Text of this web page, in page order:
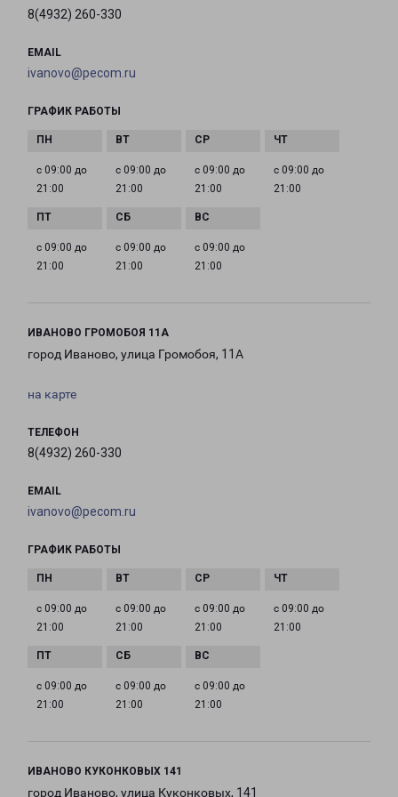
8(4932) 260-330
EMAIL
ivanovo@pecom.ru
ГРАФИК РАБОТЫ
с 09:00 до
21:00
с 09:00 до
21:00
с 09:00 до
21:00
с 09:00 до
21:00
с 09:00 до
21:00
с 09:00 до
21:00
с 09:00 до
21:00
ИВАНОВО ГРОМОБОЯ 11А
город Иваново, улица Громобоя, 11А
на карте
ТЕЛЕФОН
8(4932) 260-330
EMAIL
ivanovo@pecom.ru
ГРАФИК РАБОТЫ
с 09:00 до
21:00
с 09:00 до
21:00
с 09:00 до
21:00
с 09:00 до
21:00
с 09:00 до
21:00
с 09:00 до
21:00
с 09:00 до
21:00
ИВАНОВО КУКОНКОВЫХ 141
город Иваново, улица Куконковых, 141